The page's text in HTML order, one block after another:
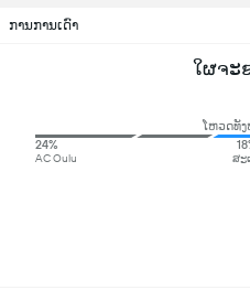
ການການເດົາ
ໃຜຈະ
ໂຫວດທັງ
24%
AC Oulu ສະ